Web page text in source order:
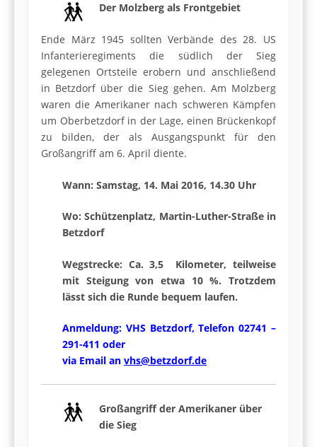
Der Molzberg als Frontgebiet
Ende März 1945 sollten Verbände des 28. US
Infanterieregiments die südlich der Sieg
gelegenen Ortsteile erobern und anschließend
in Betzdorf über die Sieg gehen. Am Molzberg
waren die Amerikaner nach schweren Kämpfen
um Oberbetzdorf in der Lage, einen Brückenkopf
zu bilden, der als Ausgangspunkt für den
Großangriff am 6. April diente.
Wann: Samstag, 14. Mai 2016, 14.30 Uhr
Wo: Schützenplatz, Martin-Luther-Straße in
Betzdorf
Wegstrecke: Ca. 3,5 Kilometer, teilweise
mit Steigung von etwa 10 %. Trotzdem
lässt sich die Runde bequem laufen.
Anmeldung: VHS Betzdorf, Telefon 02741 –
291-411 oder
via Email an vhs@betzdorf.de
Großangriff der Amerikaner über
die Sieg